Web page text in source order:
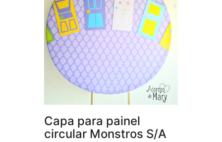
Capa para painel
circular Monstros S/A